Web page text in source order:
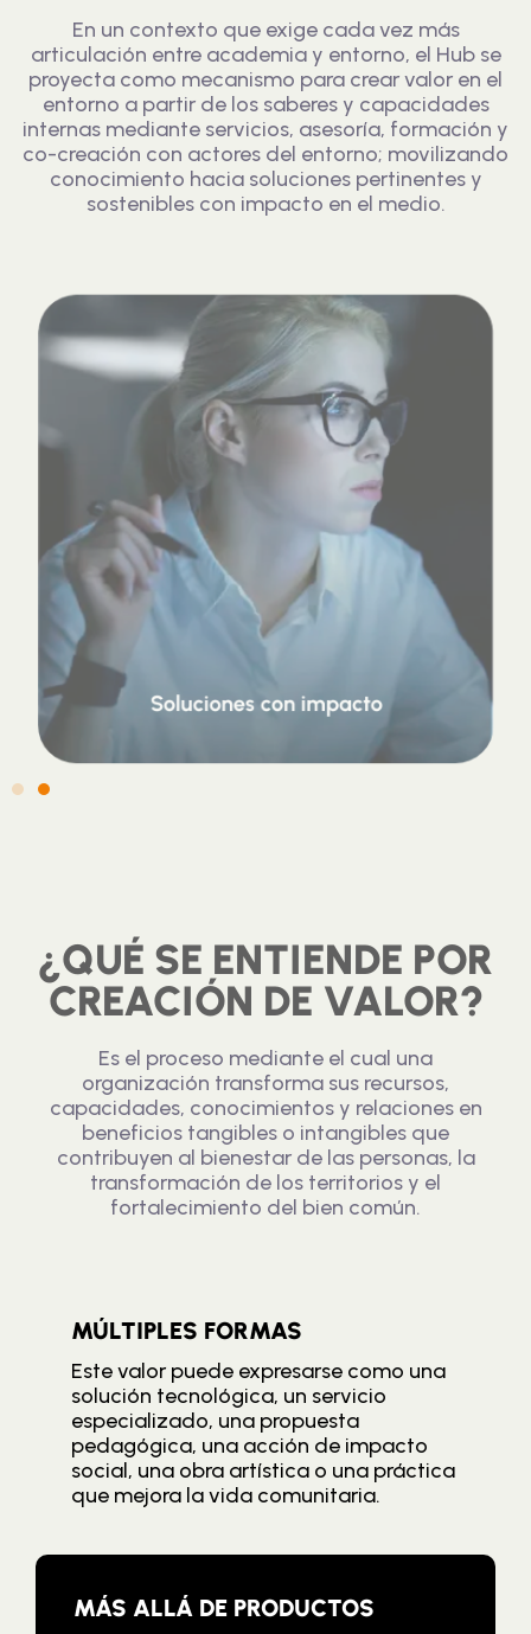
En un contexto que exige cada vez más
articulación entre academia y entorno, el Hub se
proyecta como mecanismo para crear valor en el
entorno a partir de los saberes y capacidades
internas mediante servicios, asesoría, formación y
co-creación con actores del entorno; movilizando
conocimiento hacia soluciones pertinentes y
sostenibles con impacto en el medio.
Soluciones con impacto
¿QUÉ SE ENTIENDE POR
CREACIÓN DE VALOR?
Es el proceso mediante el cual una
organización transforma sus recursos,
capacidades, conocimientos y relaciones en
beneficios tangibles o intangibles que
contribuyen al bienestar de las personas, la
transformación de los territorios y el
fortalecimiento del bien común.
MÚLTIPLES FORMAS
Este valor puede expresarse como una
solución tecnológica, un servicio
especializado, una propuesta
pedagógica, una acción de impacto
social, una obra artística o una práctica
que mejora la vida comunitaria.
MÁS ALLÁ DE PRODUCTOS